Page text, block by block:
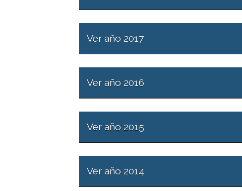
Ver año 2017
Ver año 2016
Ver año 2015
Ver año 2014